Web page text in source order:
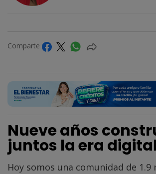
Comparte
Nueve años
juntos la era
Hoy somos una comunidad de 1.9